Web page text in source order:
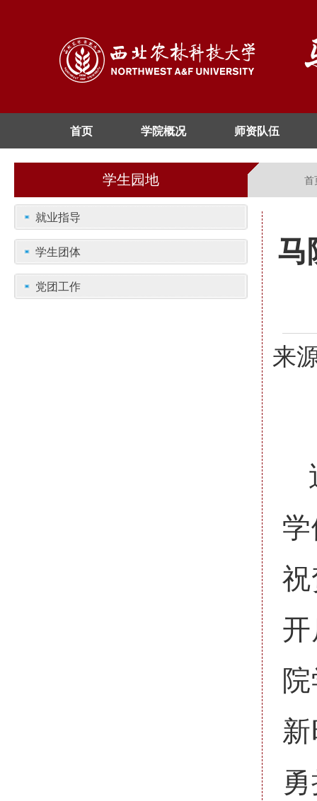
首页 学院概况 师资队伍
学生园地 首
就业指导
学生团体
党团工作
马
来